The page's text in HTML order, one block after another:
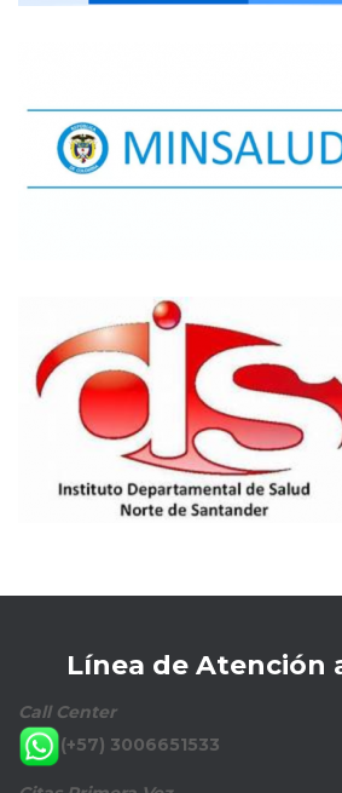
Línea de Atención
Call Center
(+57) 3006651533